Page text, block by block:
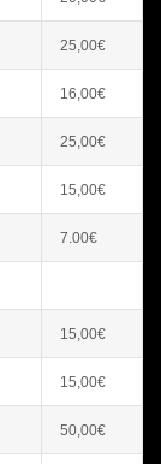
25,00€
16,00€
25,00€
15,00€
7.00€
15,00€
15,00€
50,00€